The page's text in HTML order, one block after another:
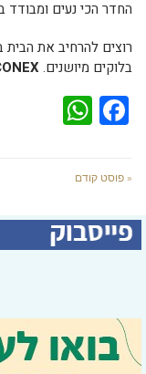
החדר הכי נעים ומבודד
רוצים להרחיב את הבית
בלוקים מיושנים.
Facebook
« פוסט קודם